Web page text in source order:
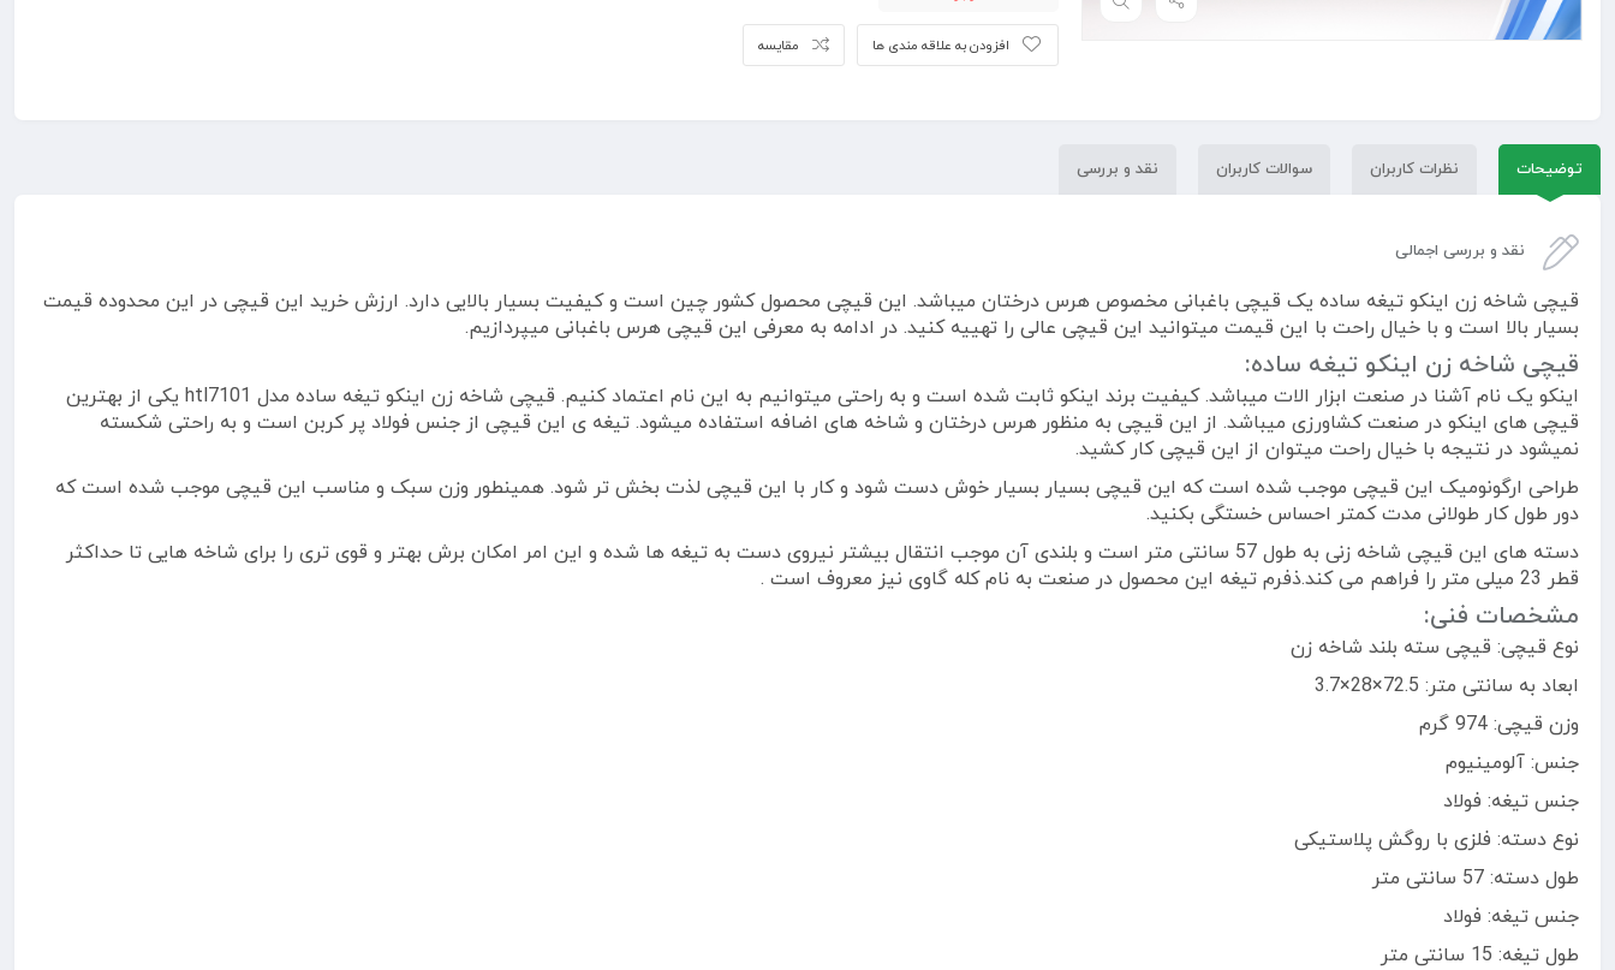
مقایسه افزودن به علاقه مندی ها
توضیحات نظرات کاربران سوالات کاربران نقد و بررسی
نقد و بررسی اجمالی
قیچی شاخه زن اینکو تیغه ساده یک قیچی باغبانی مخصوص هرس درختان میباشد. این قیچی محصول کشور چین است و کیفیت بسیار بالایی دارد. ارزش خرید این قیچی در این محدوده قیمت
بسیار بالا است و با خیال راحت با این قیمت میتوانید این قیچی عالی را تهییه کنید. در ادامه به معرفی این قیچی هرس باغبانی میپردازیم.
قیچی شاخه زن اینکو تیغه ساده:
اینکو یک نام آشنا در صنعت ابزار الات میباشد. کیفیت برند اینکو ثابت شده است و به راحتی میتوانیم به این نام اعتماد کنیم. قیچی شاخه زن اینکو تیغه ساده مدل htl7101 یکی از بهترین
قیچی های اینکو در صنعت کشاورزی میباشد. از این قیچی به منظور هرس درختان و شاخه های اضافه استفاده میشود. تیغه ی این قیچی از جنس فولاد پر کربن است و به راحتی شکسته
نمیشود در نتیجه با خیال راحت میتوان از این قیچی کار کشید.
طراحی ارگونومیک این قیچی موجب شده است که این قیچی بسیار بسیار خوش دست شود و کار با این قیچی لذت بخش تر شود. همینطور وزن سبک و مناسب این قیچی موجب شده است که
دور طول کار طولانی مدت کمتر احساس خستگی بکنید.
دسته های این قیچی شاخه زنی به طول 57 سانتی متر است و بلندی آن موجب انتقال بیشتر نیروی دست به تیغه ها شده و این امر امکان برش بهتر و قوی تری را برای شاخه هایی تا حداکثر
قطر 23 میلی متر را فراهم می کند.ذفرم تیغه این محصول در صنعت به نام کله گاوی نیز معروف است .
مشخصات فنی:
نوع قیچی: قیچی سته بلند شاخه زن
ابعاد به سانتی متر: 72.5×28×3.7
وزن قیچی: 974 گرم
جنس: آلومینیوم
جنس تیغه: فولاد
نوع دسته: فلزی با روگش پلاستیکی
طول دسته: 57 سانتی متر
جنس تیغه: فولاد
طول تیغه: 15 سانتی متر